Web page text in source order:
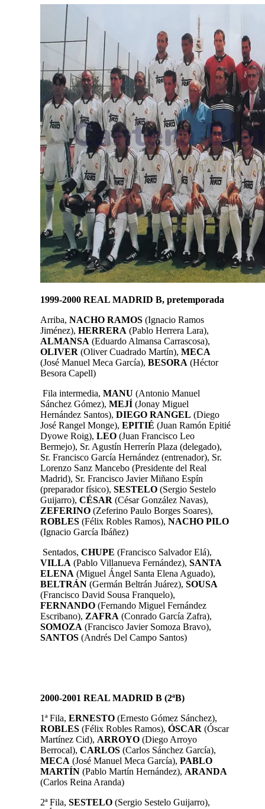
1999-2000 REAL MADRID B, pretemporada
Arriba, NACHO RAMOS (Ignacio Ramos
Jiménez), HERRERA (Pablo Herrera Lara),
ALMANSA (Eduardo Almansa Carrascosa),
OLIVER (Oliver Cuadrado Martín), MECA
(José Manuel Meca García), BESORA (Héctor
Besora Capell)
Fila intermedia, MANU (Antonio Manuel
Sánchez Gómez), MEJÍ (Jonay Miguel
Hernández Santos), DIEGO RANGEL (Diego
José Rangel Monge), EPITIÉ (Juan Ramón Epitié
Dyowe Roig), LEO (Juan Francisco Leo
Bermejo), Sr. Agustín Herrerín Plaza (delegado),
Sr. Francisco García Hernández (entrenador), Sr.
Lorenzo Sanz Mancebo (Presidente del Real
Madrid), Sr. Francisco Javier Miñano Espín
(preparador físico), SESTELO (Sergio Sestelo
Guijarro), CÉSAR (César González Navas),
ZEFERINO (Zeferino Paulo Borges Soares),
ROBLES (Félix Robles Ramos), NACHO PILO
(Ignacio García Ibáñez)
Sentados, CHUPE (Francisco Salvador Elá),
VILLA (Pablo Villanueva Fernández), SANTA
ELENA (Miguel Ángel Santa Elena Aguado),
BELTRÁN (Germán Beltrán Juárez), SOUSA
(Francisco David Sousa Franquelo),
FERNANDO (Fernando Miguel Fernández
Escribano), ZAFRA (Conrado García Zafra),
SOMOZA (Francisco Javier Somoza Bravo),
SANTOS (Andrés Del Campo Santos)
2000-2001 REAL MADRID B (2ªB)
1ª Fila, ERNESTO (Ernesto Gómez Sánchez),
ROBLES (Félix Robles Ramos), ÓSCAR (Óscar
Martínez Cid), ARROYO (Diego Arroyo
Berrocal), CARLOS (Carlos Sánchez García),
MECA (José Manuel Meca García), PABLO
MARTÍN (Pablo Martín Hernández), ARANDA
(Carlos Reina Aranda)
2ª Fila, SESTELO (Sergio Sestelo Guijarro),